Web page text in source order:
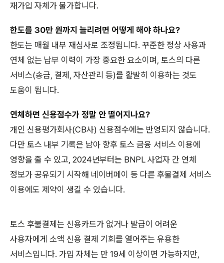
재가입 자체가 불가합니다.
한도를 30만 원까지 늘리려면 어떻게 해야 하나요?
한도는 매월 내부 재심사로 조정됩니다. 꾸준한 정상 사용과
연체 없는 납부 이력이 가장 중요한 요소이며, 토스의 다른
서비스(송금, 결제, 자산관리 등)를 활발히 이용하는 것도
도움이 됩니다.
연체하면 신용점수가 정말 안 떨어지나요?
개인 신용평가회사(CB사) 신용점수에는 반영되지 않습니다.
다만 토스 내부 기록은 남아 향후 토스 금융 서비스 이용에
영향을 줄 수 있고, 2024년부터는 BNPL 사업자 간 연체
정보가 공유되기 시작해 네이버페이 등 다른 후불결제 서비스
이용에도 제약이 생길 수 있습니다.
토스 후불결제는 신용카드가 없거나 발급이 어려운
사용자에게 소액 신용 결제 기회를 열어주는 유용한
서비스입니다. 가입 자체는 만 19세 이상이면 가능하지만,